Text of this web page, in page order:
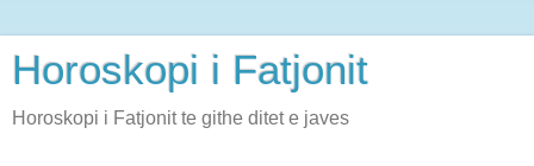
Horoskopi i Fatjonit
Horoskopi i Fatjonit te githe ditet e javes